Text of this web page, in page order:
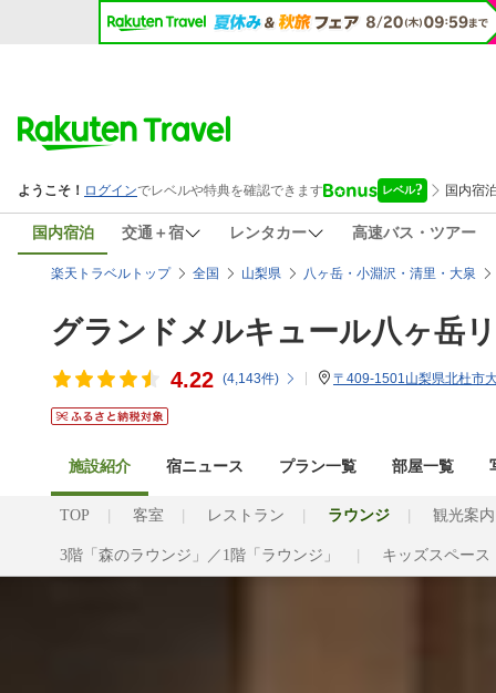
国内宿泊 交通＋宿 レンタカー 高速バス・ツアー
楽天トラベルトップ 全国 山梨県 八ヶ岳・小淵沢・清里・大泉
グランドメルキュール八ヶ岳
4.22 (4,143件) 〒409-1501山梨県北杜市
施設紹介 宿ニュース プラン一覧 部屋一覧
TOP 客室 レストラン ラウンジ 観光案内
3階「森のラウンジ」／1階「ラウンジ」 キッズスペース